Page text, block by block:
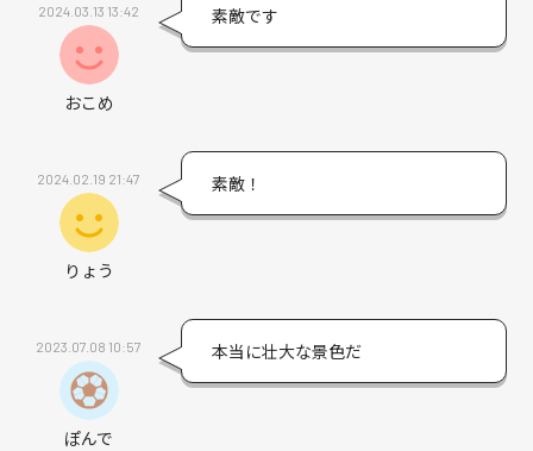
2024.03.13 13:42
おこめ
素敵です
2024.02.19 21:47
りょう
素敵！
2023.07.08 10:57
ぽんで
本当に壮大な景色だ